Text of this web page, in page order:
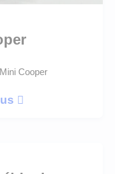
Cooper